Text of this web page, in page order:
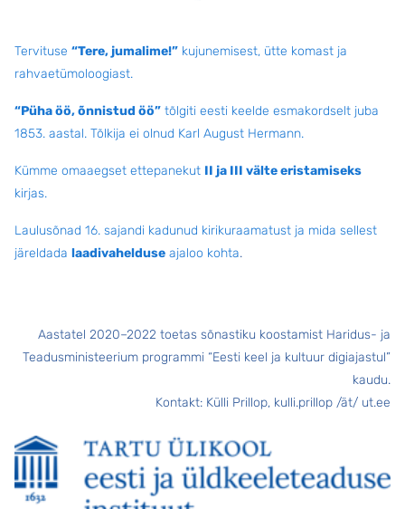
Tervituse “Tere, jumalime!” kujunemisest, ütte komast ja
rahvaetümoloogiast.
“Püha öö, õnnistud öö” tõlgiti eesti keelde esmakordselt juba
1853. aastal. Tõlkija ei olnud Karl August Hermann.
Kümme omaaegset ettepanekut II ja III välte eristamiseks
kirjas.
Laulusõnad 16. sajandi kadunud kirikuraamatust ja mida sellest
järeldada laadivahelduse ajaloo kohta.
Aastatel 2020–2022 toetas sõnastiku koostamist Haridus- ja
Teadusministeerium programmi “Eesti keel ja kultuur digiajastul”
kaudu.
Kontakt: Külli Prillop, kulli.prillop /ät/ ut.ee